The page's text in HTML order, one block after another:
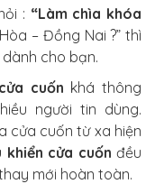
: “Làm chìa khóa
– Đồng Nai ?” thì
cho bạn.
cửa cuốn khá thông
người tin dùng.
cửa cuốn từ xa hiện
khiển cửa cuốn đều
mới hoàn toàn.